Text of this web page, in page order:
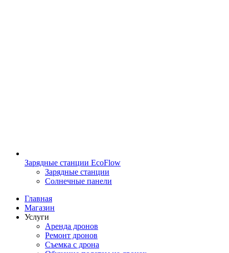
Зарядные станции EcoFlow
Зарядные станции
Солнечные панели
Главная
Магазин
Услуги
Аренда дронов
Ремонт дронов
Съемка с дрона